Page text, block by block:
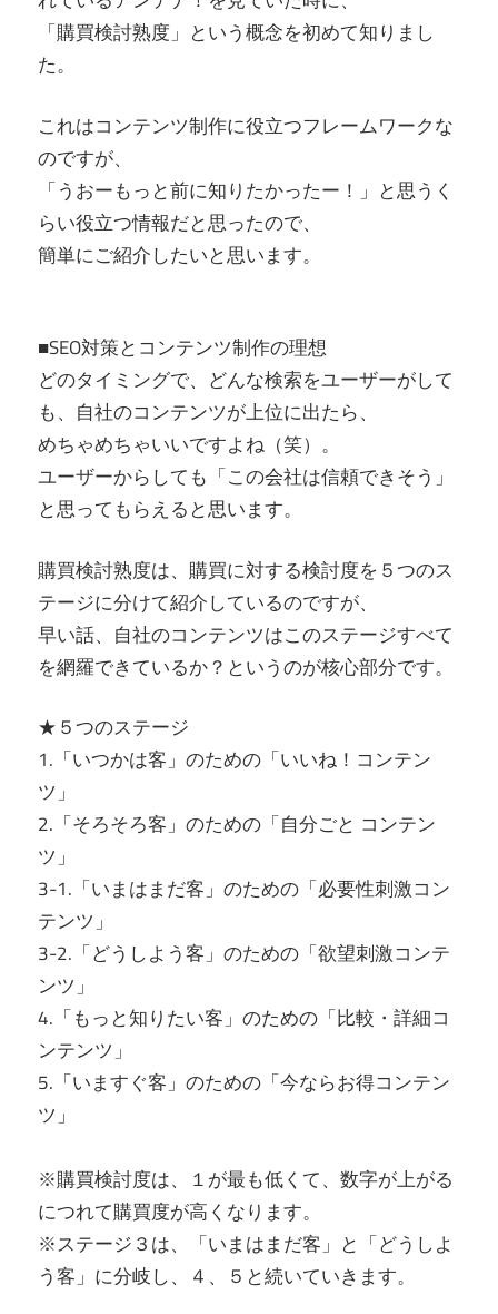
「購買検討熟度」という概念を初めて知りまし
た。
これはコンテンツ制作に役立つフレームワークな
のですが、
「うおーもっと前に知りたかったー！」と思うく
らい役立つ情報だと思ったので、
簡単にご紹介したいと思います。
■SEO対策とコンテンツ制作の理想
どのタイミングで、どんな検索をユーザーがして
も、自社のコンテンツが上位に出たら、
めちゃめちゃいいですよね（笑）。
ユーザーからしても「この会社は信頼できそう」
と思ってもらえると思います。
購買検討熟度は、購買に対する検討度を５つのス
テージに分けて紹介しているのですが、
早い話、自社のコンテンツはこのステージすべて
を網羅できているか？というのが核心部分です。
★５つのステージ
1.「いつかは客」のための「いいね！コンテン
ツ」
2.「そろそろ客」のための「自分ごと コンテン
ツ」
3-1.「いまはまだ客」のための「必要性刺激コン
テンツ」
3-2.「どうしよう客」のための「欲望刺激コンテ
ンツ」
4.「もっと知りたい客」のための「比較・詳細コ
ンテンツ」
5.「いますぐ客」のための「今ならお得コンテン
ツ」
※購買検討度は、１が最も低くて、数字が上がる
につれて購買度が高くなります。
※ステージ３は、「いまはまだ客」と「どうしよ
う客」に分岐し、４、５と続いていきます。